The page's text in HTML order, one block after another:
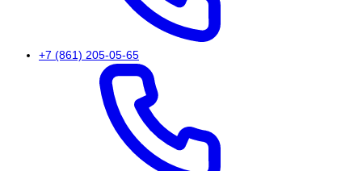
+7 (861) 205-05-65